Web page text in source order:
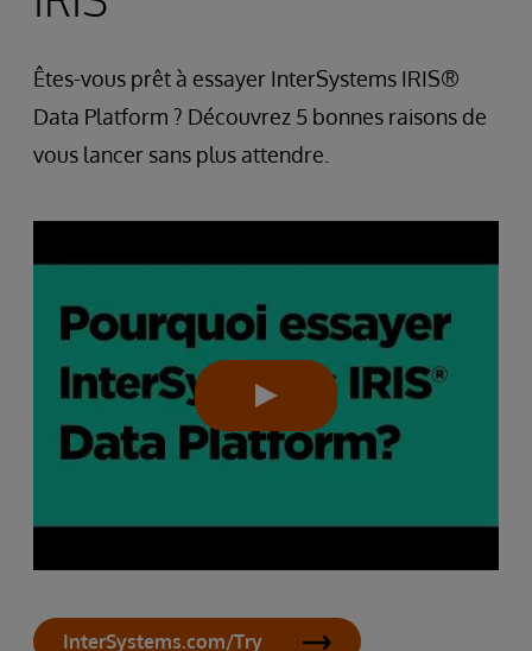
Êtes-vous prêt à essayer InterSystems IRIS®
Data Platform ? Découvrez 5 bonnes raisons de
vous lancer sans plus attendre.
InterSystems.com/Try